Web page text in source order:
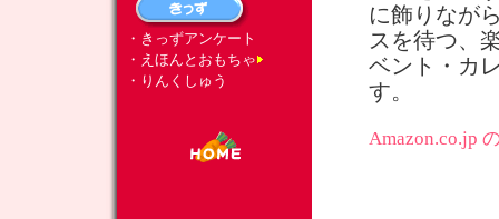
・きっずアンケート
・えほんとおもちゃ
・りんくしゅう
に飾りなが
スを待つ、
ベント・カ
す。
Amazon.co.jp